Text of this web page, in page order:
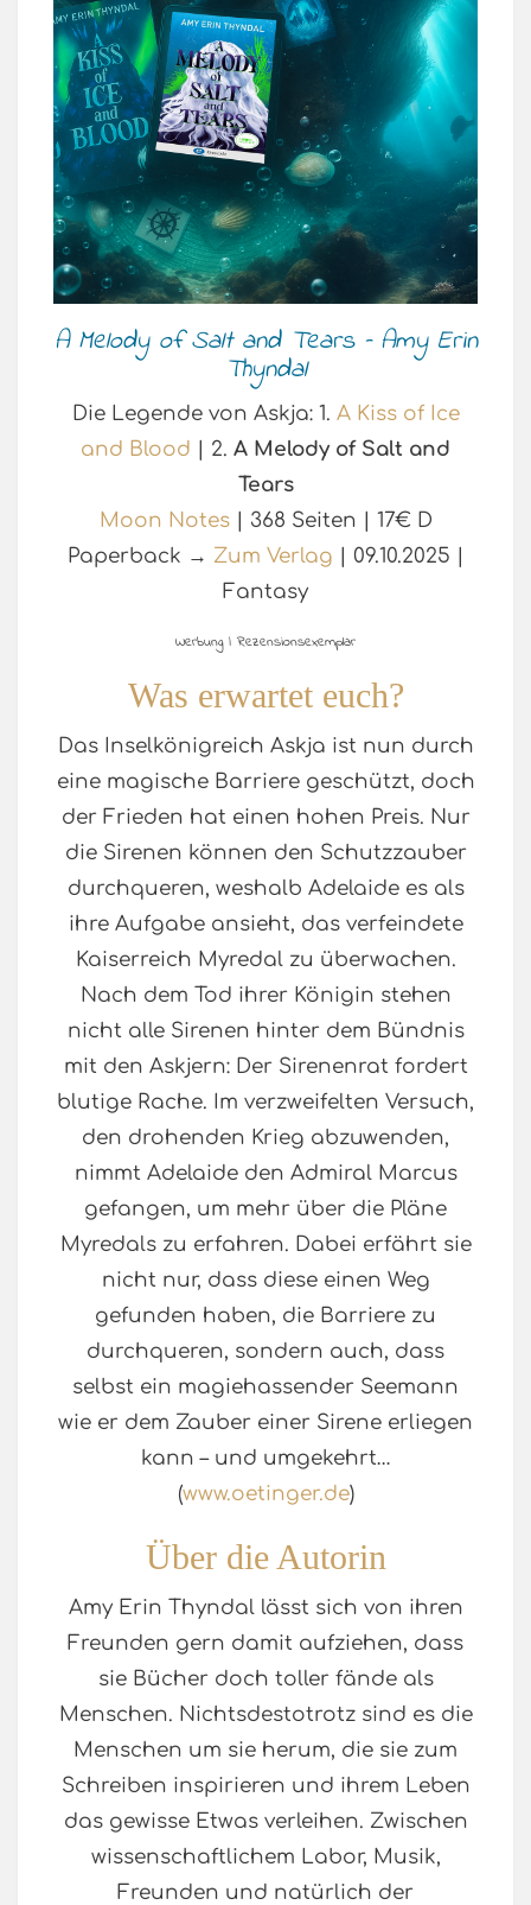
A Melody of Salt and Tears – Amy Erin
Thyndal
Die Legende von Askja: 1. A Kiss of Ice
and Blood | 2. A Melody of Salt and
Tears
Moon Notes| 368 Seiten | 17€ D
Paperback → Zum Verlag | 09.10.2025 |
Fantasy
Werbung | Rezensionsexemplar
Was erwartet euch?
Das Inselkönigreich Askja ist nun durch
eine magische Barriere geschützt, doch
der Frieden hat einen hohen Preis. Nur
die Sirenen können den Schutzzauber
durchqueren, weshalb Adelaide es als
ihre Aufgabe ansieht, das verfeindete
Kaiserreich Myredal zu überwachen.
Nach dem Tod ihrer Königin stehen
nicht alle Sirenen hinter dem Bündnis
mit den Askjern: Der Sirenenrat fordert
blutige Rache. Im verzweifelten Versuch,
den drohenden Krieg abzuwenden,
nimmt Adelaide den Admiral Marcus
gefangen, um mehr über die Pläne
Myredals zu erfahren. Dabei erfährt sie
nicht nur, dass diese einen Weg
gefunden haben, die Barriere zu
durchqueren, sondern auch, dass
selbst ein magiehassender Seemann
wie er dem Zauber einer Sirene erliegen
kann – und umgekehrt…
(www.oetinger.de)
Über die Autorin
Amy Erin Thyndal lässt sich von ihren
Freunden gern damit aufziehen, dass
sie Bücher doch toller fände als
Menschen. Nichtsdestotrotz sind es die
Menschen um sie herum, die sie zum
Schreiben inspirieren und ihrem Leben
das gewisse Etwas verleihen. Zwischen
wissenschaftlichem Labor, Musik,
Freunden und natürlich der